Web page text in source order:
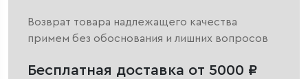
Возврат товара надлежащего качества
примем без обоснования и лишних вопросов
Бесплатная доставка от 5000 ₽